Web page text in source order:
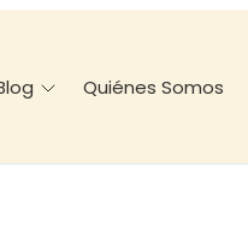
Quiénes Somos